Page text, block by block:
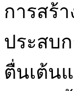
การสร้
ประสบ
ตื่นเต้น